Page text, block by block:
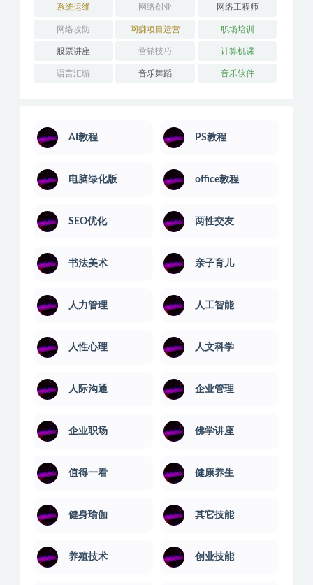
系统运维 网络创业 网络工程师
网络攻防 网赚项目运营 职场培训
股票讲座 营销技巧 计算机课
语言汇编 音乐舞蹈 音乐软件
AI教程 PS教程
电脑绿化版 office教程
SEO优化 两性交友
书法美术 亲子育儿
人力管理 人工智能
人性心理 人文科学
人际沟通 企业管理
企业职场 佛学讲座
值得一看 健康养生
健身瑜伽 其它技能
养殖技术 创业技能